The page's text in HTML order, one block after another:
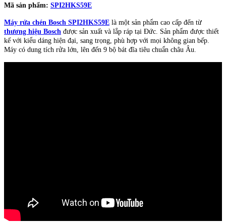
Mã sản phẩm: SPI2HKS59E
Máy rửa chén Bosch SPI2HKS59E là một sản phẩm cao cấp đến từ
thương hiệu Bosch được sản xuất và lắp ráp tại Đức. Sản phẩm được thiết
kế với kiểu dáng hiện đại, sang trọng, phù hợp với mọi không gian bếp.
Máy có dung tích rửa lớn, lên đến 9 bộ bát đĩa tiêu chuẩn châu Âu.